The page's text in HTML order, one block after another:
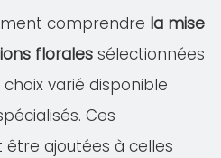
comprendre la mise
florales sélectionnées
varié disponible
Ces
ajoutées à celles